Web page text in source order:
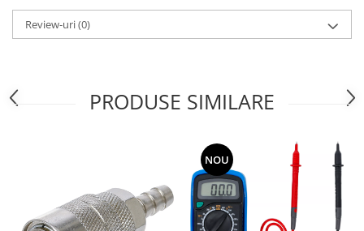
Review-uri(0)
PRODUSE SIMILARE
NOU